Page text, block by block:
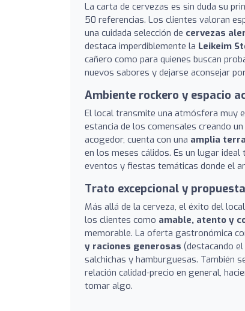
La carta de cervezas es sin duda su
50 referencias. Los clientes valoran
una cuidada selección de cervezas
destaca imperdiblemente la Leikeim
cañero como para quienes buscan
nuevos sabores y dejarse aconsejar
Ambiente rockero y espacio
El local transmite una atmósfera muy
estancia de los comensales creando
acogedor, cuenta con una amplia
en los meses cálidos. Es un lugar
eventos y fiestas temáticas donde el
Trato excepcional y
Más allá de la cerveza, el éxito del
los clientes como amable, atento y
memorable. La oferta gastronómica
y raciones generosas (destacando
salchichas y hamburguesas. También
relación calidad-precio en general,
tomar algo.